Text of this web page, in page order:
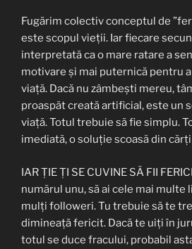
Fugărim colectiv conceptul de
este scopul vieții. Iar fiecare
interpretată ca o mare ratare a
motivare și mai puternică pentru
viață. Dacă nu zâmbești mereu,
proaspăt creată artificial, este un
viață. Totul trebuie să fie simplu.
imediată, o soluție scoasă din
IAR ȚIE ȚI SE CUVINE SĂ FII
numărul unu, să ai cele mai multe
mulți followeri. Tu trebuie să te
dimineață fericit. Dacă te uiți în
totul se duce fracului, probabil